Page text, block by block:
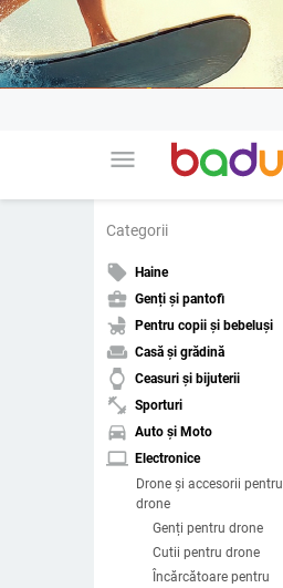
menu
Categorii
local_offer Haine
business_center Genți și pantofi
child_friendly Pentru copii și bebeluși
weekend Casă și grădină
watch Ceasuri și bijuterii
fitness_center Sporturi
directions_car Auto și Moto
laptop Electronice
Drone și accesorii pentru
drone
Genți pentru drone
Cutii pentru drone
Încărcătoare pentru